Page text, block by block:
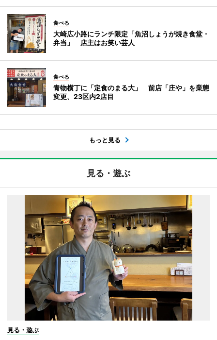
食べる
大崎広小路にランチ限定「魚沼しょうが焼き食堂・
弁当」 店主はお笑い芸人
食べる
青物横丁に「定食のまる大」 前店「庄や」を業態
変更、23区内2店目
もっと見る
見る・遊ぶ
見る・遊ぶ